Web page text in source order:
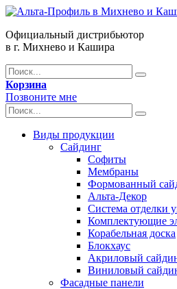
Официальный дистрибьютор
в г. Михнево и Кашира
Корзина
Позвоните мне
Виды продукции
Сайдинг
Софиты
Мембраны
Формованный
Альта-Декор
Система отделки
Комплектующие
Корабельная доска
Блокхаус
Акриловый
Виниловый
Фасадные панели